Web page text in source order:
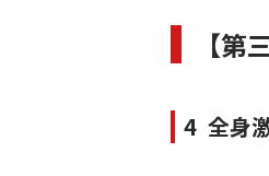
【第
4 全身